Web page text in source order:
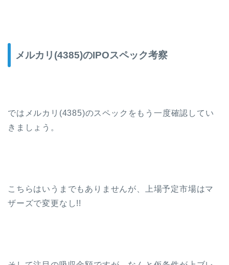
メルカリ(4385)のIPOスペック考察
ではメルカリ(4385)のスペックをもう一度確認してい
きましょう。
こちらはいうまでもありませんが、上場予定市場はマ
ザーズで変更なし!!